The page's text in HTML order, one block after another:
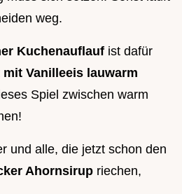
weg.
Kuchenauflauf ist dafür
mit Vanilleeis lauwarm
Spiel zwischen warm
und alle, die jetzt schon den
Ahornsirup riechen,